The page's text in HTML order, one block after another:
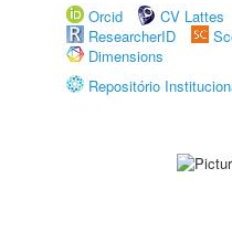
Orcid
CV Lattes
ResearcherID
Dimensions
Repositório